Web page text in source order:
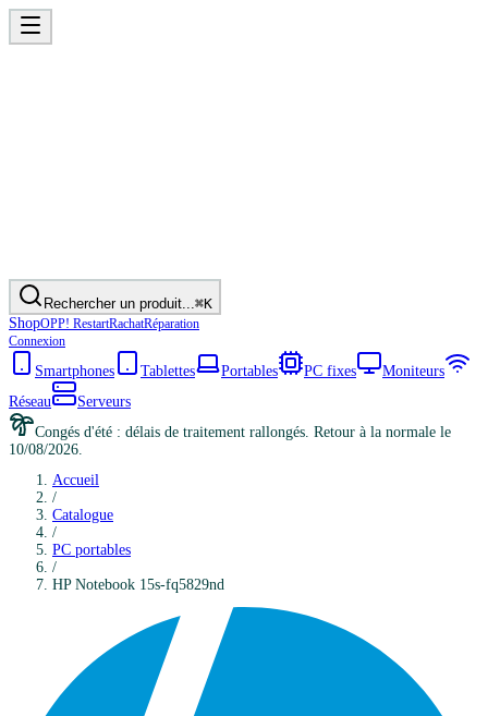
Rechercher un produit...⌘K
ShopOPP! RestartRachatRéparation
Connexion
Smartphones Tablettes Portables PC fixes
Moniteurs
Réseau
Serveurs
Congés d'été : délais de traitement rallongés. Retour à la normale le
10/08/2026.
Accueil
/
Catalogue
/
PC portables
/
HP Notebook 15s-fq5829nd